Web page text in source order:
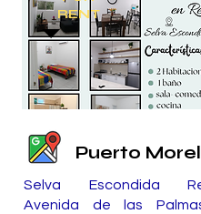
RENT
Puerto
Selva Escondida
Avenida de las